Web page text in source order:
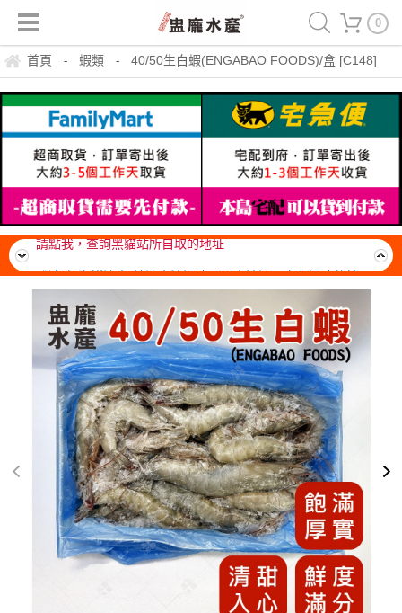
0
首頁 - 蝦類 - 40/50生白蝦(ENGABAO FOODS)/盒 [C148]
運費150，冷凍滿999免運一箱(20公斤內可裝材積、重量)
請點我，查詢黑貓站所自取的地址
*帶殼類海鮮注意*請流水沖退冰。隔水沖退。完全退冰軟掉
後，即可料理。熟了就可以吃，勿需一直煮，不要久煮。吃
了超美味。
離島無免運門檻，運費一律由貨運公司到府收款，每箱約
$300~400元
運費150，冷凍滿999免運一箱(20公斤內可裝材積、重量)
請點我，查詢黑貓站所自取的地址
後，即可料理。熟了就可以吃，勿需一直煮，不要久煮。吃
了超美味。
離島無免運門檻，運費一律由貨運公司到府收款，每箱約
$300~400元